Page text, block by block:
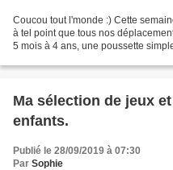
Coucou tout l'monde :) Cette
à tel point que tous nos
5 mois à 4 ans, une poussette
Ma sélection de jeux
enfants.
Publié le 28/09/2019 à 07:30
Par Sophie